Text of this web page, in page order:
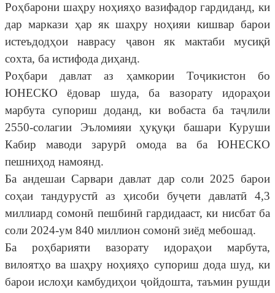
Роҳбарони шаҳру ноҳияҳо вазифадор гардиданд, ки
дар маркази ҳар як шаҳру ноҳияи кишвар барои
истеъдодҳои наврасу ҷавон як мактаби мусиқӣ
сохта, ба истифода диҳанд.
Роҳбари давлат аз ҳамкории Тоҷикистон бо
ЮНЕСКО ёдовар шуда, ба вазорату идораҳои
марбута супориш доданд, ки вобаста ба таҷлили
2550-солагии Эъломияи ҳуқуқи башари Куруши
Кабир маводи зарурӣ омода ва ба ЮНЕСКО
пешниҳод намоянд.
Ба андешаи Сарвари давлат дар соли 2025 барои
соҳаи тандурустӣ аз ҳисоби буҷети давлатӣ 4,3
миллиард сомонӣ пешбинӣ гардидааст, ки нисбат ба
соли 2024-ум 840 миллион сомонӣ зиёд мебошад.
Ба роҳбарияти вазорату идораҳои марбута,
вилоятҳо ва шаҳру ноҳияҳо супориш дода шуд, ки
барои ислоҳи камбудиҳои ҷойдошта, таъмин рушди